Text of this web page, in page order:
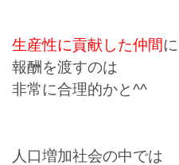
生産性に貢献した仲間に
報酬を渡すのは
非常に合理的かと^^
人口増加社会の中では